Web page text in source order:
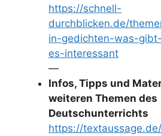
https://schnell-
durchblicken.de/
in-gedichten-was-
es-interessant
—
Infos, Tipps und
weiteren Themen des
Deutschunterrichts
https://